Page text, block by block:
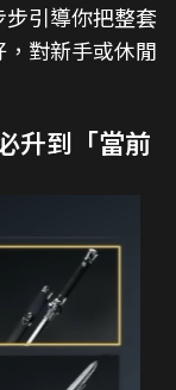
引導你把整套
對新手或休閒
升到「當前